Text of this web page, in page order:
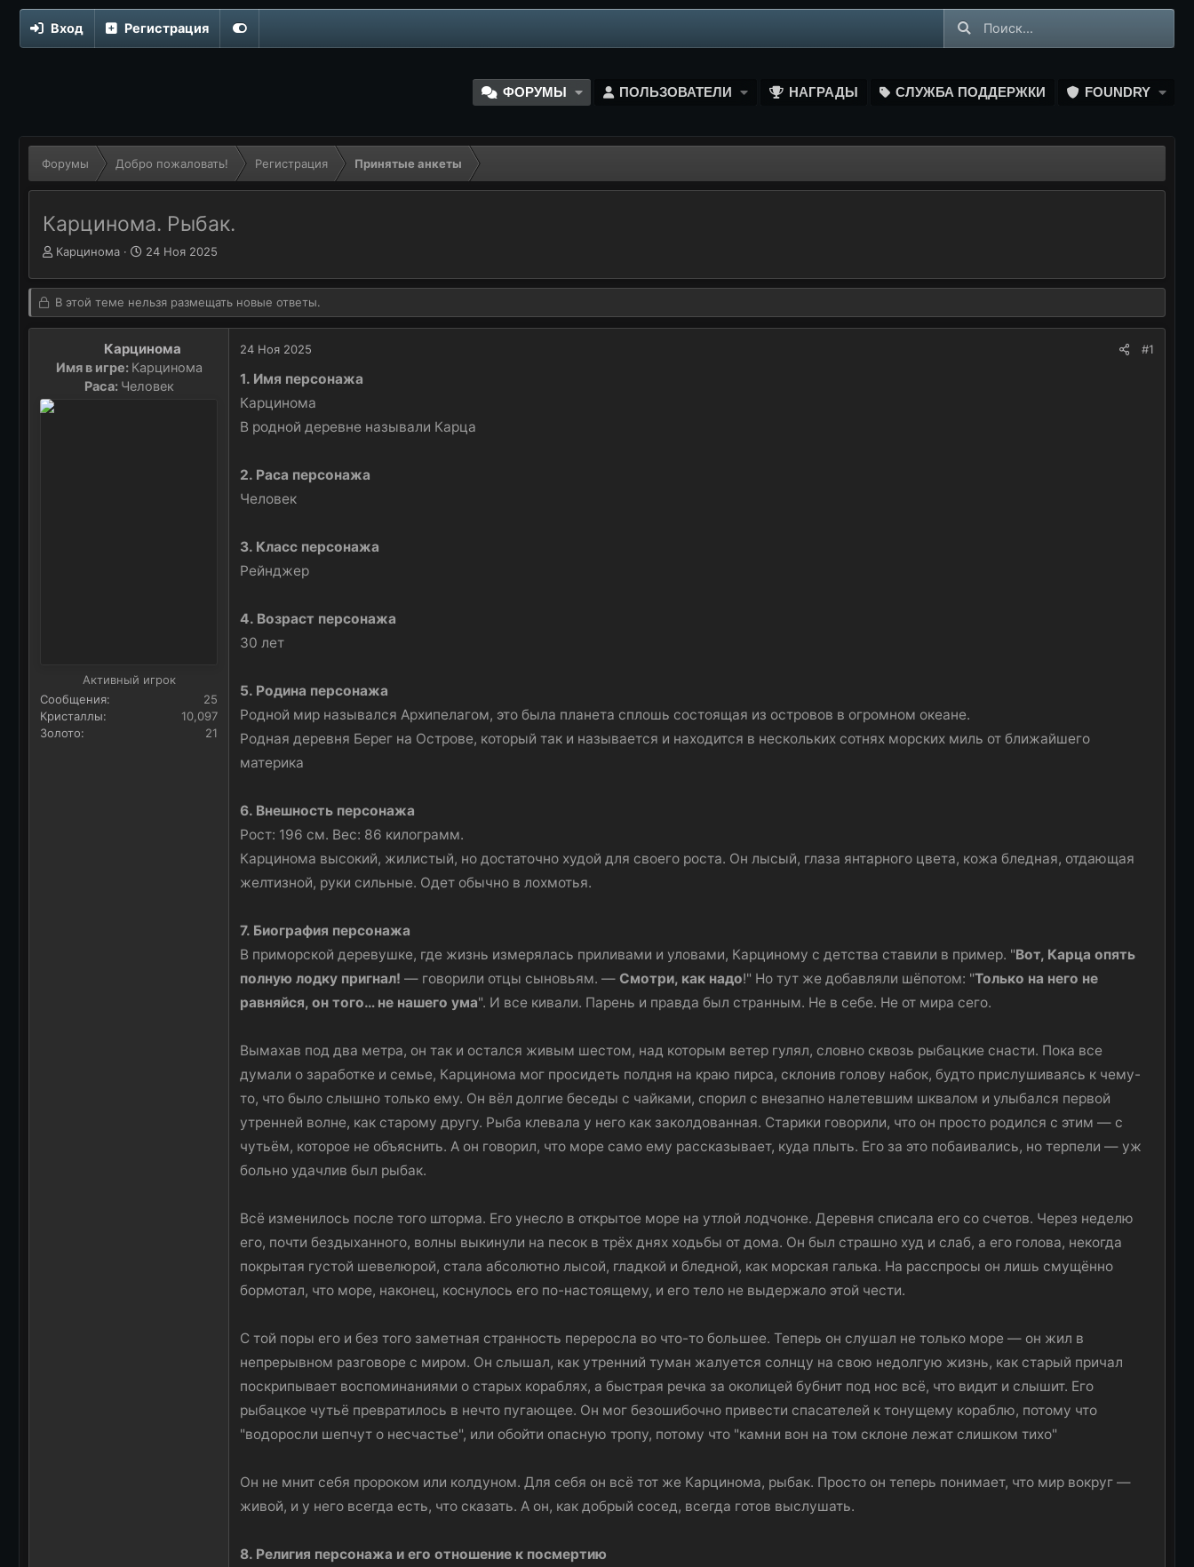
Вход Регистрация
ФОРУМЫ ПОЛЬЗОВАТЕЛИ НАГРАДЫ СЛУЖБА ПОДДЕРЖКИ FOUNDRY
Форумы Добро пожаловать! Регистрация Принятые анкеты
Карцинома. Рыбак.
Автор темы
А
о
р
м
Карцинома Дата начала
Д
а
н
ч
а
л
24 Ноя 2025
В этой теме нельзя размещать новые ответы.
Карцинома
Имя в игре: Карцинома
Раса: Человек
Активный игрок
Сообщения
25
Кристаллы
10,097
Золото
21
24 Ноя 2025 #1
1. Имя персонажа
Карцинома
В родной деревне называли Карца
2. Раса персонажа
Человек
3. Класс персонажа
Рейнджер
4. Возраст персонажа
30 лет
5. Родина персонажа
Родной мир назывался Архипелагом, это была планета сплошь состоящая из островов в огромном океане.
Родная деревня Берег на Острове, который так и называется и находится в нескольких сотнях морских миль от ближайшего
материка
6. Внешность персонажа
Рост: 196 см. Вес: 86 килограмм.
Карцинома высокий, жилистый, но достаточно худой для своего роста. Он лысый, глаза янтарного цвета, кожа бледная, отдающая
желтизной, руки сильные. Одет обычно в лохмотья.
7. Биография персонажа
В приморской деревушке, где жизнь измерялась приливами и уловами, Карциному с детства ставили в пример. "Вот, Карца опять
полную лодку пригнал! — говорили отцы сыновьям. — Смотри, как надо!" Но тут же добавляли шёпотом: "Только на него не
равняйся, он того… не нашего ума". И все кивали. Парень и правда был странным. Не в себе. Не от мира сего.
Вымахав под два метра, он так и остался живым шестом, над которым ветер гулял, словно сквозь рыбацкие снасти. Пока все
думали о заработке и семье, Карцинома мог просидеть полдня на краю пирса, склонив голову набок, будто прислушиваясь к чему-
то, что было слышно только ему. Он вёл долгие беседы с чайками, спорил с внезапно налетевшим шквалом и улыбался первой
утренней волне, как старому другу. Рыба клевала у него как заколдованная. Старики говорили, что он просто родился с этим — с
чутьём, которое не объяснить. А он говорил, что море само ему рассказывает, куда плыть. Его за это побаивались, но терпели — уж
больно удачлив был рыбак.
Всё изменилось после того шторма. Его унесло в открытое море на утлой лодчонке. Деревня списала его со счетов. Через неделю
его, почти бездыханного, волны выкинули на песок в трёх днях ходьбы от дома. Он был страшно худ и слаб, а его голова, некогда
покрытая густой шевелюрой, стала абсолютно лысой, гладкой и бледной, как морская галька. На расспросы он лишь смущённо
бормотал, что море, наконец, коснулось его по-настоящему, и его тело не выдержало этой чести.
С той поры его и без того заметная странность переросла во что-то большее. Теперь он слушал не только море — он жил в
непрерывном разговоре с миром. Он слышал, как утренний туман жалуется солнцу на свою недолгую жизнь, как старый причал
поскрипывает воспоминаниями о старых кораблях, а быстрая речка за околицей бубнит под нос всё, что видит и слышит. Его
рыбацкое чутьё превратилось в нечто пугающее. Он мог безошибочно привести спасателей к тонущему кораблю, потому что
"водоросли шепчут о несчастье", или обойти опасную тропу, потому что "камни вон на том склоне лежат слишком тихо"
Он не мнит себя пророком или колдуном. Для себя он всё тот же Карцинома, рыбак. Просто он теперь понимает, что мир вокруг —
живой, и у него всегда есть, что сказать. А он, как добрый сосед, всегда готов выслушать.
8. Религия персонажа и его отношение к посмертию